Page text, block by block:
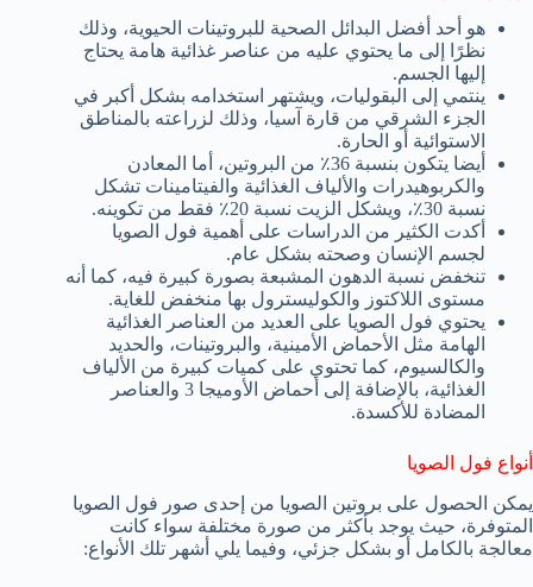
هو أحد أفضل البدائل الصحية للبروتينات الحيوية، وذلك
نظرًا إلى ما يحتوي عليه من عناصر غذائية هامة يحتاج
إليها الجسم.
ينتمي إلى البقوليات، ويشتهر استخدامه بشكل أكبر في
الجزء الشرقي من قارة آسيا، وذلك لزراعته بالمناطق
الاستوائية أو الحارة.
أيضا يتكون بنسبة 36٪ من البروتين، أما المعادن
والكربوهيدرات والألياف الغذائية والفيتامينات تشكل
نسبة 30٪، ويشكل الزيت نسبة 20٪ فقط من تكوينه.
أكدت الكثير من الدراسات على أهمية فول الصويا
لجسم الإنسان وصحته بشكل عام.
تنخفض نسبة الدهون المشبعة بصورة كبيرة فيه، كما أنه
مستوى اللاكتوز والكوليسترول بها منخفض للغاية.
يحتوي فول الصويا على العديد من العناصر الغذائية
الهامة مثل الأحماض الأمينية، والبروتينات، والحديد
والكالسيوم، كما تحتوي على كميات كبيرة من الألياف
الغذائية، بالإضافة إلى أحماض الأوميجا 3 والعناصر
المضادة للأكسدة.
أنواع فول الصويا
يمكن الحصول على بروتين الصويا من إحدى صور فول الصويا
المتوفرة، حيث يوجد بأكثر من صورة مختلفة سواء كانت
معالجة بالكامل أو بشكل جزئي، وفيما يلي أشهر تلك الأنواع: